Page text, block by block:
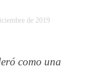
de 2019
como una